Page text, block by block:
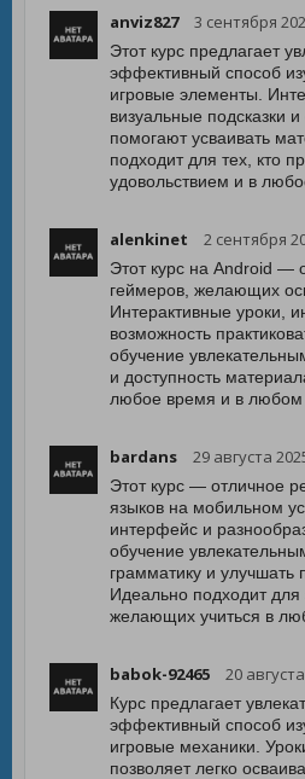
anviz827 3 сентября
Этот курс предлагает
эффективный способ
игровые элементы.
визуальные подсказки
помогают усваивать
подходит для тех, кто
удовольствием и в
alenkinet 2 сентября
Этот курс на Android —
геймеров, желающих
Интерактивные уроки,
возможность
обучение
и доступность
любое время и в
bardans 29 августа
Этот курс — отличное
языков на мобильном
интерфейс и
обучение
грамматику и улучшать
Идеально подходит для
желающих учиться в
babok-92465 20
Курс предлагает
эффективный способ
игровые механики.
позволяет легко